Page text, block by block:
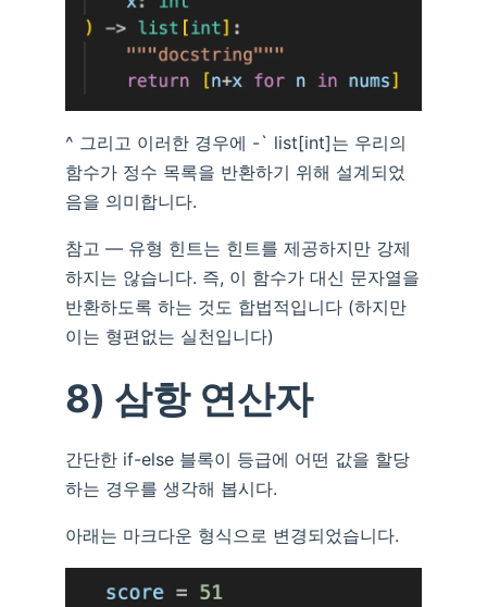
^ 그리고 이러한 경우에 -` list[int]는 우리의
함수가 정수 목록을 반환하기 위해 설계되었
음을 의미합니다.
참고 — 유형 힌트는 힌트를 제공하지만 강제
하지는 않습니다. 즉, 이 함수가 대신 문자열을
반환하도록 하는 것도 합법적입니다 (하지만
이는 형편없는 실천입니다)
8) 삼항 연산자
간단한 if-else 블록이 등급에 어떤 값을 할당
하는 경우를 생각해 봅시다.
아래는 마크다운 형식으로 변경되었습니다.